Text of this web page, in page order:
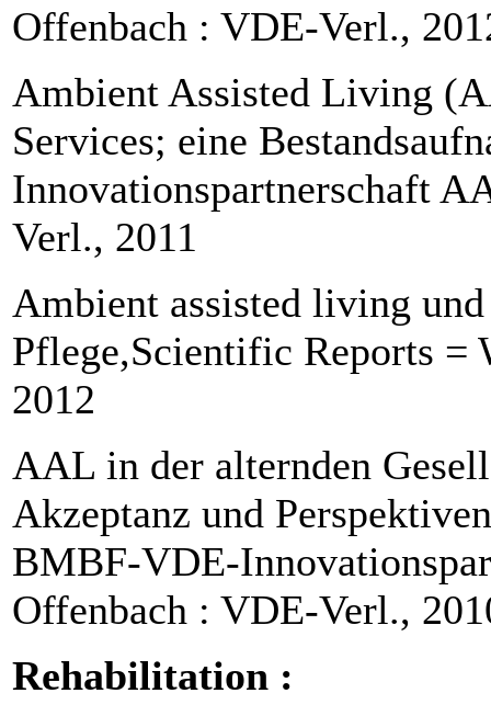
Offenbach : VDE-Verl.,
Ambient Assisted Living
Services; eine
Innovationspartnerschaft
Verl., 2011
Ambient assisted living
Pflege,Scientific Reports =
2012
AAL in der alternden
Akzeptanz und
BMBF-VDE-
Offenbach : VDE-Verl.,
Rehabilitation :